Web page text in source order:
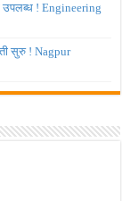
उपलब्ध ! Engineering
सुरु ! Nagpur